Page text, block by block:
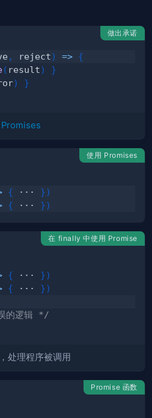
做出承诺
, reject) => {
( result)
}
)
}
Promises
使用 Promises
{ ··· })
{ ··· })
在 finally 中使用 Promise
{ ··· })
{ ··· })
的逻辑 */
处理程序被调用
Promise 函数